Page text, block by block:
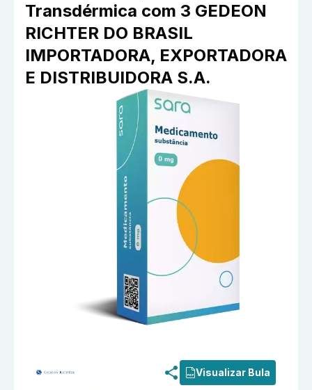
Transdérmica com 3 GEDEON
RICHTER DO BRASIL
IMPORTADORA, EXPORTADORA
E DISTRIBUIDORA S.A.
Visualizar Bula